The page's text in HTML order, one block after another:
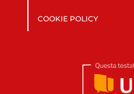
COOKIE POLICY